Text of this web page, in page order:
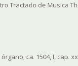
Tractado de Musica
ca. 1504, I, cap.